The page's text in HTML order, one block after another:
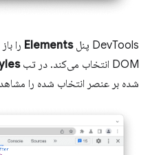
DevTools پنل Elements را
DOM انتخاب می‌کند. در تب
شده بر عنصر انتخاب شده را